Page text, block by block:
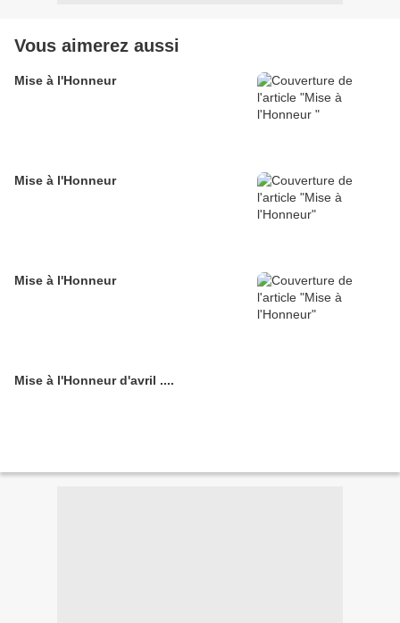
Vous aimerez aussi
Mise à l'Honneur
Mise à l'Honneur
Mise à l'Honneur
Mise à l'Honneur d'avril ....